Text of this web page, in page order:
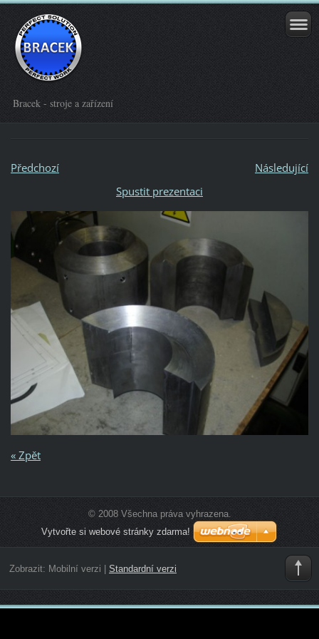
Bracek - stroje a zařízení
Předchozí
Následující
Spustit prezentaci
« Zpět
© 2008 Všechna práva vyhrazena.
Vytvořte si webové stránky zdarma!
Zobrazit: Mobilní verzi Standardní verzi